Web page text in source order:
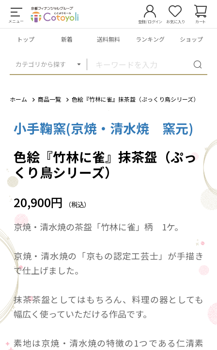
メニュー
カテゴリから探す
登録/ログイン お気に入り カート
トップ 新着 送料無料 ランキング ショップ
ホーム 商品一覧 色絵『竹林に雀』抹茶盌（ぷっくり鳥シリーズ）
1
小手鞠窯(京焼・清水焼 窯元)
色絵『竹林に雀』抹茶盌（ぷっ
くり鳥シリーズ）
20,900円 （税込）
京焼・清水焼の茶盌「竹林に雀」柄 1ケ。
京焼・清水焼の「京もの認定工芸士」が手描き
で仕上げました。
抹茶茶盌としてはもちろん、料理の器としても
幅広く使っていただける作品です。
素地は京焼・清水焼の特徴の1つである仁清素